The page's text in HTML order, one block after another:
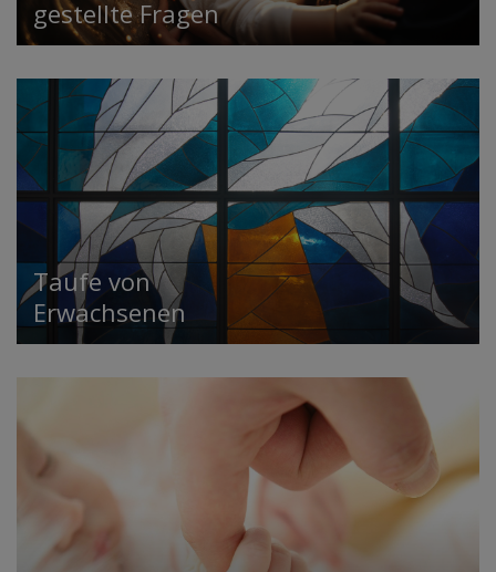
gestellte Fragen
Taufe von
Erwachsenen